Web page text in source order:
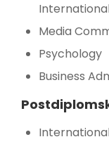
Media
Psychology
Business